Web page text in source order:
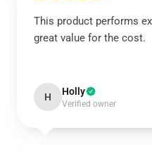
This product performs
great value for the cost.
H Holly
Verified owner